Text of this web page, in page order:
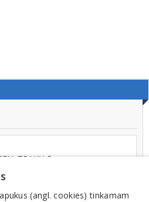
TRAKŲ R.
(angl. cookies) tinkamam